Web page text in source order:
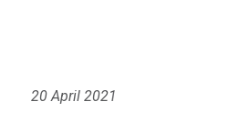
20 April 2021